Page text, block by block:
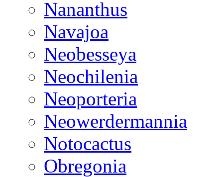
Nananthus
Navajoa
Neobesseya
Neochilenia
Neoporteria
Neowerdermannia
Notocactus
Obregonia